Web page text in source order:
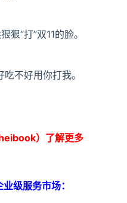
狠“打”双11的脸。
吃不好用你打我。
）了解更多
级服务市场：